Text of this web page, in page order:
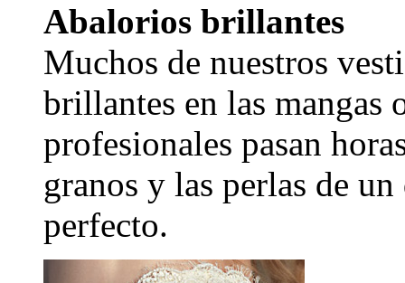
Abalorios brillantes
Muchos de nuestros
brillantes en las mangas
profesionales pasan
granos y las perlas de
perfecto.